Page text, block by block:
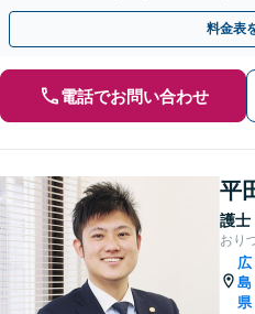
します【秘密厳守】【法テラス利用可
料金表
電話でお問い合わせ
平
護士
おり
広
島
県